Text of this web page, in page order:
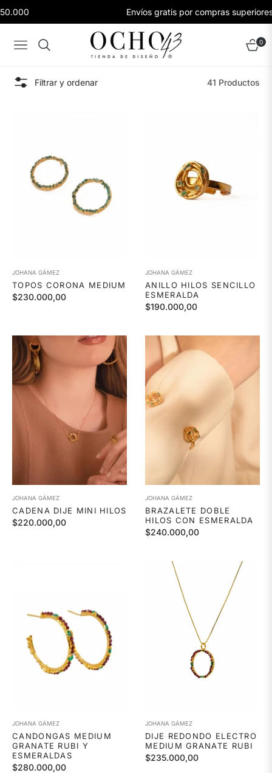
Envíos gratis por compras superiores a
Navigation Carrito
0
Filtrar y ordenar 41 Productos
JOHANA GÁMEZ
TOPOS CORONA MEDIUM
Precio
$230.000,00
JOHANA GÁMEZ
ANILLO HILOS SENCILLO
ESMERALDA
Precio
$190.000,00
JOHANA GÁMEZ
CADENA DIJE MINI HILOS
Precio
$220.000,00
JOHANA GÁMEZ
BRAZALETE DOBLE
HILOS CON ESMERALDA
Precio
$240.000,00
JOHANA GÁMEZ
CANDONGAS MEDIUM
GRANATE RUBI Y
ESMERALDAS
Precio
$280.000,00
JOHANA GÁMEZ
DIJE REDONDO ELECTRO
MEDIUM GRANATE RUBI
Precio
$235.000,00